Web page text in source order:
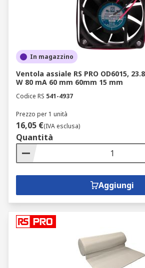
In magazzino
Ventola assiale RS PRO OD6015,
W 80 mA 60 mm 60mm 15 mm
Codice RS 541-4937
Prezzo per 1 unità
16,05 €(IVA esclusa)
Quantità
Aggiungi